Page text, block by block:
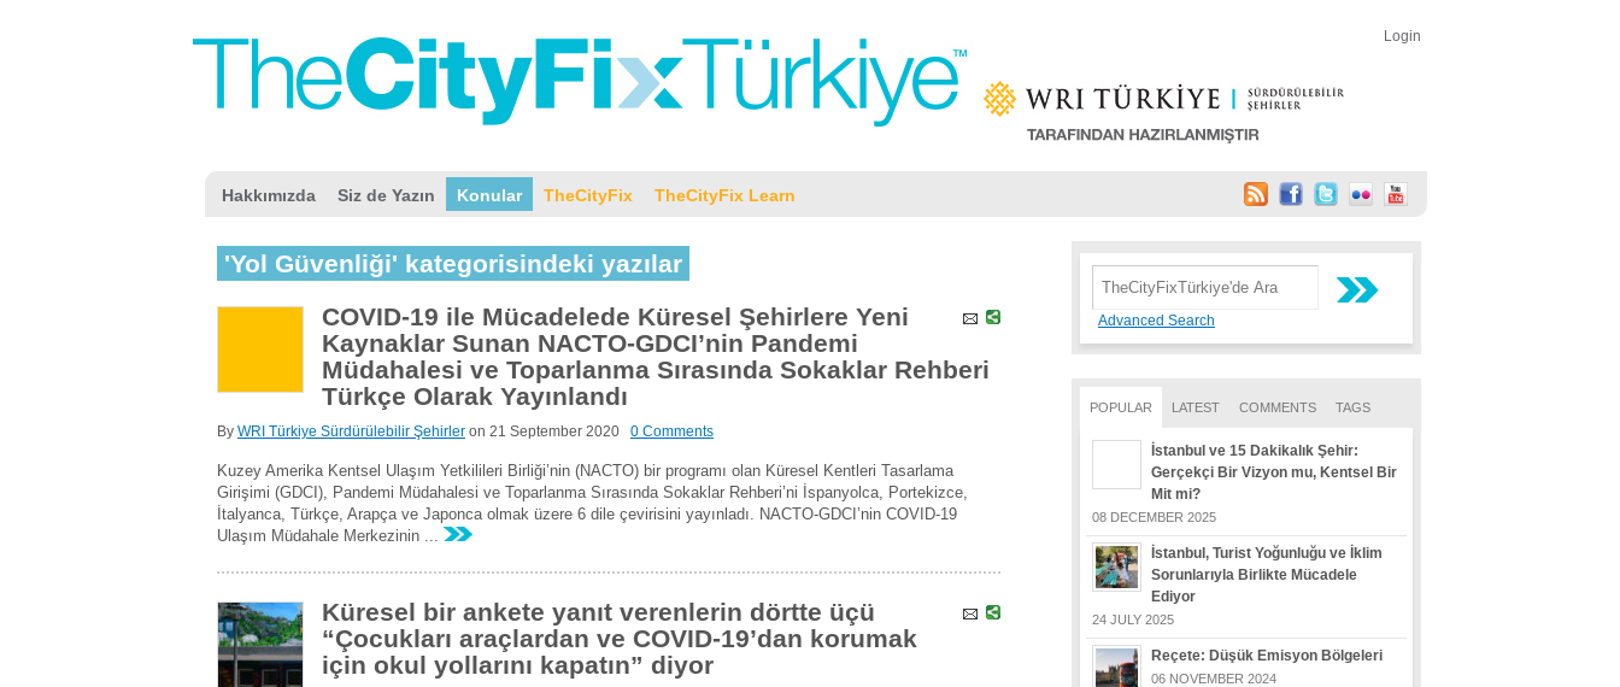
Login
Hakkımızda Siz de Yazın Konular TheCityFix TheCityFix Learn
Advanced Search
POPULAR LATEST COMMENTS TAGS
İstanbul ve 15 Dakikalık Şehir:
Gerçekçi Bir Vizyon mu, Kentsel Bir
Mit mi?
08 DECEMBER 2025
İstanbul, Turist Yoğunluğu ve İklim
Sorunlarıyla Birlikte Mücadele
Ediyor
24 JULY 2025
Reçete: Düşük Emisyon Bölgeleri
06 NOVEMBER 2024
'Yol Güvenliği' kategorisindeki yazılar
COVID-19 ile Mücadelede Küresel Şehirlere Yeni
Kaynaklar Sunan NACTO-GDCI’nin Pandemi
Müdahalesi ve Toparlanma Sırasında Sokaklar Rehberi
Türkçe Olarak Yayınlandı
By WRI Türkiye Sürdürülebilir Şehirler on 21 September 2020 0 Comments
Kuzey Amerika Kentsel Ulaşım Yetkilileri Birliği’nin (NACTO) bir programı olan Küresel Kentleri Tasarlama
Girişimi (GDCI), Pandemi Müdahalesi ve Toparlanma Sırasında Sokaklar Rehberi’ni İspanyolca, Portekizce,
İtalyanca, Türkçe, Arapça ve Japonca olmak üzere 6 dile çevirisini yayınladı. NACTO-GDCI’nin COVID-19
Ulaşım Müdahale Merkezinin ...
Küresel bir ankete yanıt verenlerin dörtte üçü
“Çocukları araçlardan ve COVID-19’dan korumak
için okul yollarını kapatın” diyor